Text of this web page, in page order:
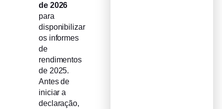
de 2026
para
disponibilizar
os informes
de
rendimentos
de 2025.
Antes de
iniciar a
declaração,